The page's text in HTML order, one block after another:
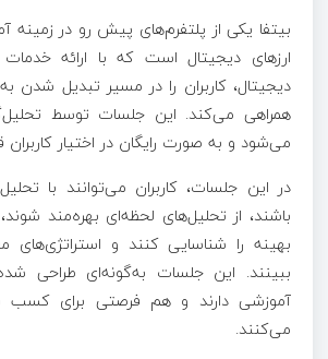
بیتفا یکی از پلتفرم‌های پیش رو در زمینه
ارزهای دیجیتال است که با ارائه خدمات
دیجیتال، کاربران را در مسیر تبدیل شدن
همراهی می‌کند. این جلسات توسط
می‌شود و به‌ صورت رایگان در اختیار کاربران
در این جلسات، کاربران می‌توانند با
باشند، از تحلیل‌های لحظه‌ای بهره‌مند
بهینه را شناسایی کنند و استراتژی‌های
ببینند. این جلسات به‌گونه‌ای طراحی
آموزشی دارند و هم فرصتی برای کسب
می‌کنند.